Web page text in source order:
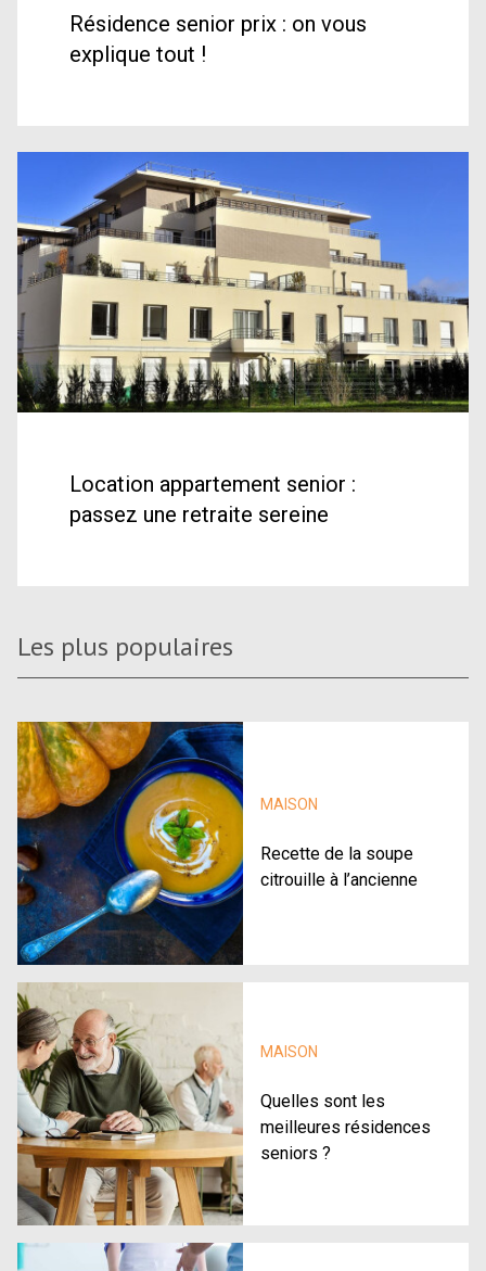
Résidence senior prix : on vous
explique tout !
Location appartement senior :
passez une retraite sereine
Les plus populaires
MAISON
Recette de la soupe
citrouille à l’ancienne
MAISON
Quelles sont les
meilleures résidences
seniors ?